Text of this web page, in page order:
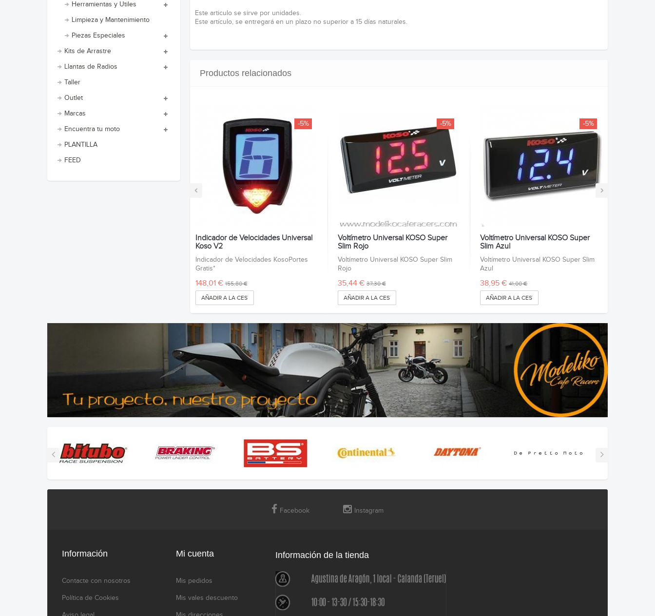
Herramientas y Utiles
Limpieza y Mantenimiento
Piezas Especiales
Kits de Arrastre
Llantas de Radios
Taller
Outlet
Marcas
Encuentra tu moto
PLANTILLA
FEED
Este articulo se sirve por unidades.
Este artículo, se entregará en un plazo no superior a 15 días naturales.
Productos relacionados
‹ ›
-5%
Indicador de Velocidades Universal
Koso V2
Indicador de Velocidades KosoPortes
Gratis*
148,01 € 155,80 €
AÑADIR A LA CESTA
-5%
Voltímetro Universal KOSO Super
Slim Rojo
Voltímetro Universal KOSO Super Slim
Rojo
35,44 € 37,30 €
AÑADIR A LA CESTA
-5%
Voltímetro Universal KOSO Super
Slim Azul
Voltímetro Universal KOSO Super Slim
Azul
38,95 € 41,00 €
AÑADIR A LA CESTA
Facebook Instagram
Información
Contacte con nosotros
Política de Cookies
Mi cuenta
Mis pedidos
Mis vales descuento
Información de la tienda